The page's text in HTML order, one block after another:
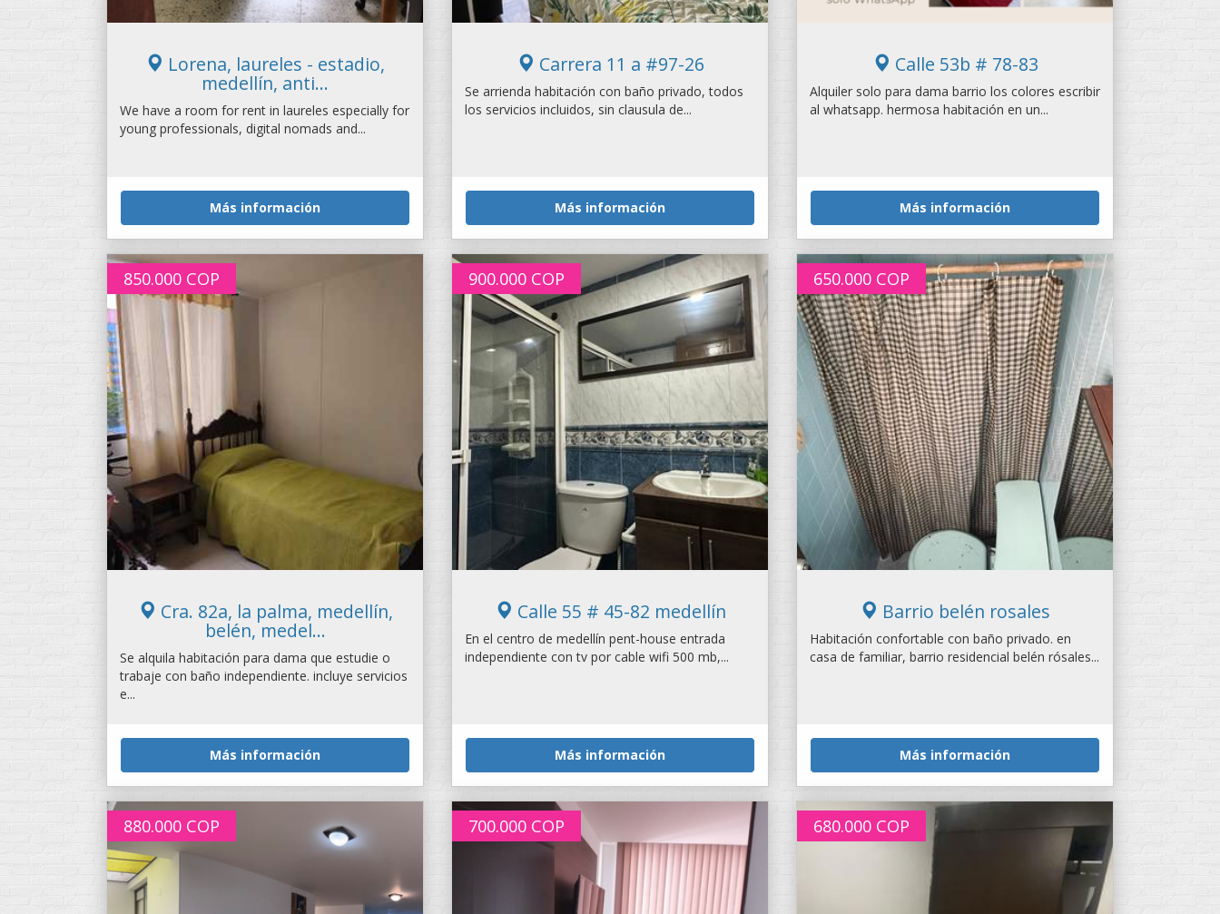
Lorena, laureles - estadio,
medellín, anti...
We have a room for rent in laureles especially for
young professionals, digital nomads and...
Más información
Carrera 11 a #97-26
Se arrienda habitación con baño privado, todos
los servicios incluidos, sin clausula de...
Más información
Calle 53b # 78-83
Alquiler solo para dama barrio los colores escribir
al whatsapp. hermosa habitación en un...
Más información
850.000 COP
Cra. 82a, la palma, medellín,
belén, medel...
Se alquila habitación para dama que estudie o
trabaje con baño independiente. incluye servicios
e...
Más información
900.000 COP
Calle 55 # 45-82 medellín
En el centro de medellín pent-house entrada
independiente con tv por cable wifi 500 mb,...
Más información
650.000 COP
Barrio belén rosales
Habitación confortable con baño privado. en
casa de familiar, barrio residencial belén rósales...
Más información
880.000 COP 700.000 COP 680.000 COP